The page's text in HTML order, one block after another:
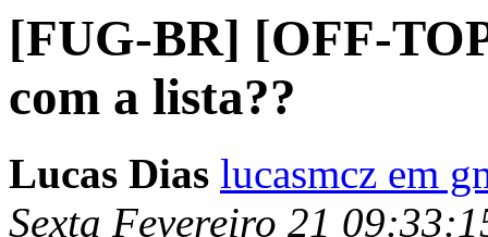
[FUG-BR] [OFF-
com a lista??
Lucas Dias lucasmcz em
Sexta Fevereiro 21